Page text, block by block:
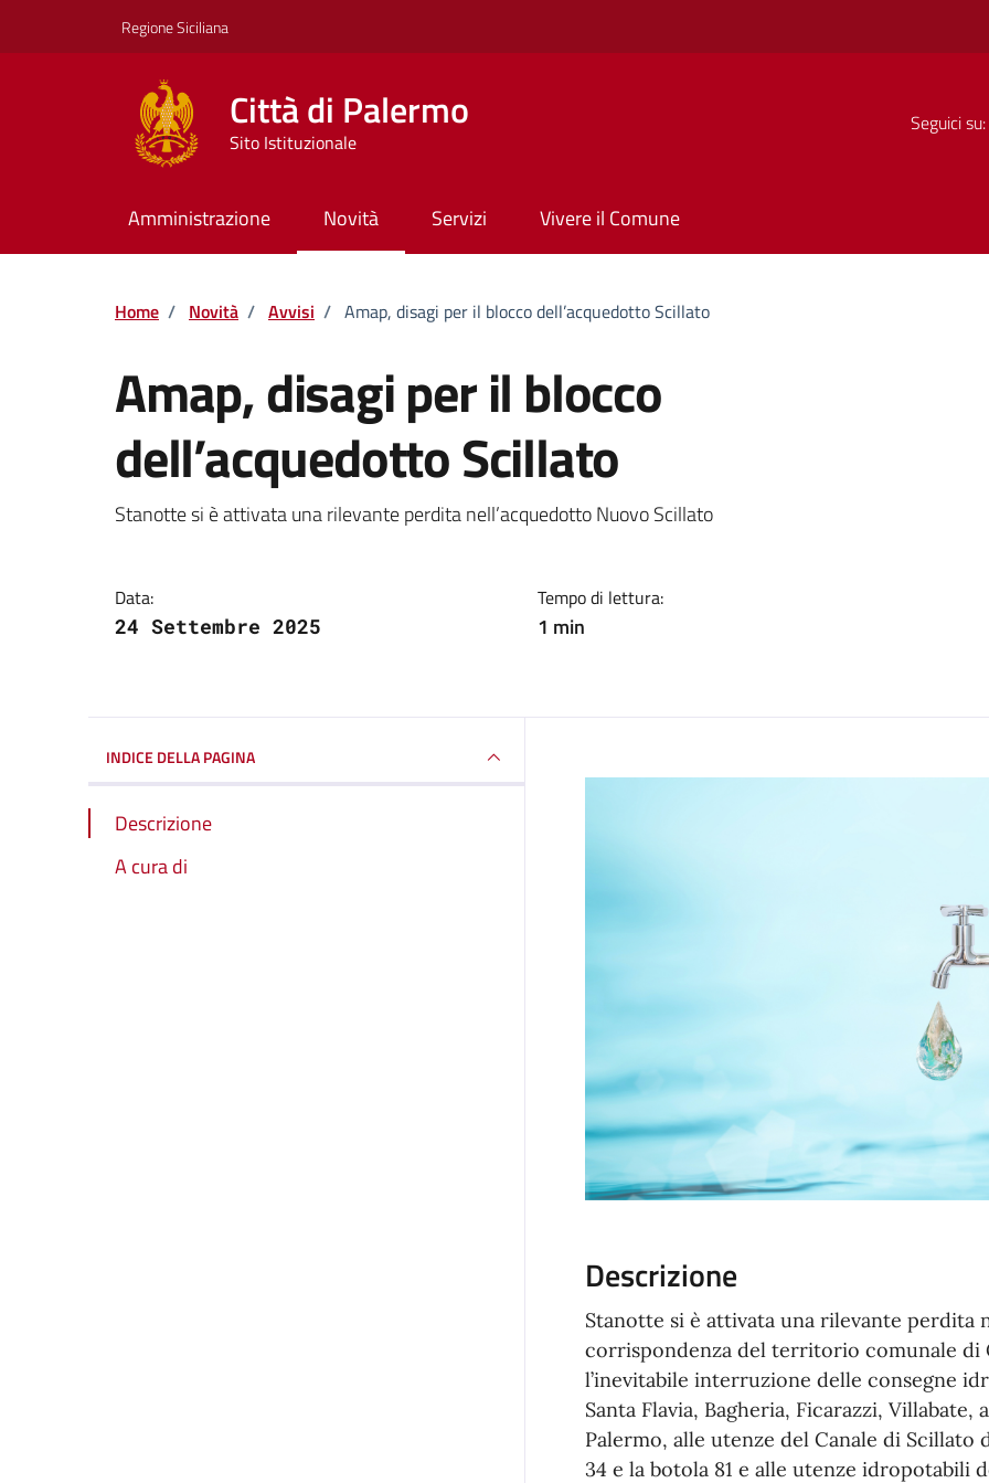
Regione Siciliana
Città di Palermo
Sito Istituzionale
Seguici su:
Amministrazione Novità Servizi Vivere il Comune
Home / Novità / Avvisi / Amap, disagi per il blocco dell’acquedotto Scillato
Amap, disagi per il blocco
dell’acquedotto Scillato
Dettagli della notizia
Stanotte si è attivata una rilevante perdita nell’acquedotto Nuovo Scillato
Data:
24 Settembre 2025
Tempo di lettura:
1 min
INDICE DELLA PAGINA
Descrizione
A cura di
Descrizione
Stanotte si è attivata una rilevante perdita
corrispondenza del territorio comunale di
l’inevitabile interruzione delle consegne
Santa Flavia, Bagheria, Ficarazzi,
Palermo, alle utenze del Canale di
34 e la botola 81 e alle utenze idropotabili